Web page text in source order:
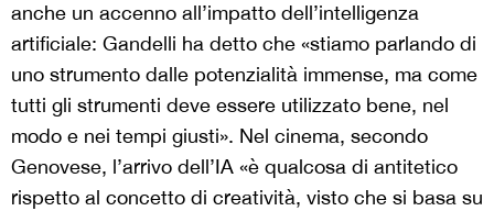
anche un accenno all’impatto dell’intelligenza
artificiale: Gandelli ha detto che «stiamo parlando di
uno strumento dalle potenzialità immense, ma come
tutti gli strumenti deve essere utilizzato bene, nel
modo e nei tempi giusti». Nel cinema, secondo
Genovese, l’arrivo dell’IA «è qualcosa di antitetico
rispetto al concetto di creatività, visto che si basa su